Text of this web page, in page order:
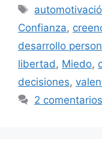
Etiquetas
Confianza,
desarrollo
libertad , Miedo,
decisiones,
2 comentarios